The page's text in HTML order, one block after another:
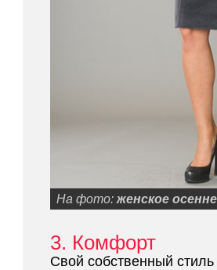
На фото: женское
3. Комфорт
Свой собственный